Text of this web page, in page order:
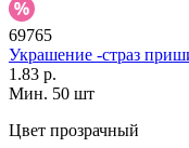
69765
Украшение -страз
1.83 р.
Мин. 50 шт
Цвет прозрачный